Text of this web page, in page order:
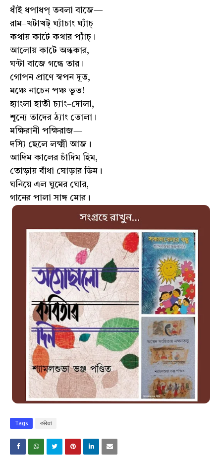
ধাঁই ধপাধপ্ তবলা বাজে—
রাম–খটাখট্ ঘ্যাঁচাং ঘ্যাঁচ্
কথায় কাটে কথার প্যাঁচ্।
আলোয় কাটে অন্ধকার,
ঘন্টা বাজে গন্ধে তার।
গোপন প্রাণে স্বপন দূত,
মঞ্চে নাচেন পঞ্চ ভূত!
হ্যাংলা হাতী চ্যাং–দোলা,
শূন্যে তাদের ঠ্যাং তোলা।
মক্ষিরানী পক্ষিরাজ—
দস্যি ছেলে লক্ষ্মী আজ।
আদিম কালের চাঁদিম হিম,
তোড়ায় বাঁধা ঘোড়ার ডিম।
ঘনিয়ে এল ঘুমের ঘোর,
গানের পালা সাঙ্গ মোর।
Tags কবিতা